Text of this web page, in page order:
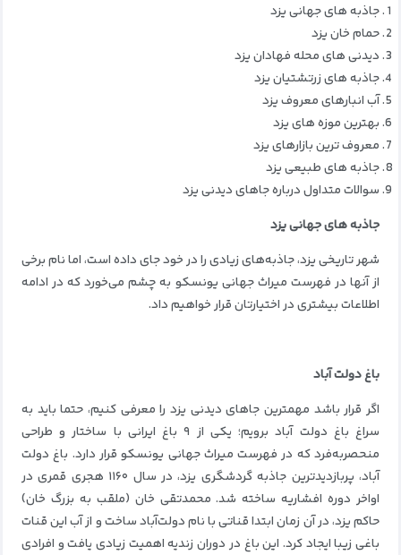
جاذبه های جهانی یزد
حمام خان یزد
دیدنی های محله فهادان یزد
جاذبه های زرتشتیان یزد
آب انبارهای معروف یزد
بهترین موزه های یزد
معروف ترین بازارهای یزد
جاذبه های طبیعی یزد
سوالات متداول درباره جاهای دیدنی یزد
جاذبه های جهانی یزد
شهر تاریخی یزد، جاذبه‌های زیادی را در خود جای داده است، اما نام برخی
از آنها در فهرست میراث جهانی یونسکو به چشم می‌خورد که در ادامه
اطلاعات بیشتری در اختیارتان قرار خواهیم داد.
باغ دولت آباد
اگر قرار باشد مهمترین جاهای دیدنی یزد را معرفی کنیم، حتما باید به
سراغ باغ دولت آباد برویم؛ یکی از ۹ باغ ایرانی با ساختار و طراحی
منحصربه‌فرد که در فهرست میراث جهانی یونسکو قرار دارد. باغ دولت
آباد، پربازدیدترین جاذبه گردشگری یزد، در سال ۱۱۶۰ هجری قمری در
اواخر دوره افشاریه ساخته شد. محمدتقی خان (ملقب به بزرگ خان)
حاکم یزد، در آن زمان ابتدا قناتی با نام دولت‌آباد ساخت و از آب این قنات
باغی زیبا ایجاد کرد. این باغ در دوران زندیه اهمیت زیادی یافت و افرادی